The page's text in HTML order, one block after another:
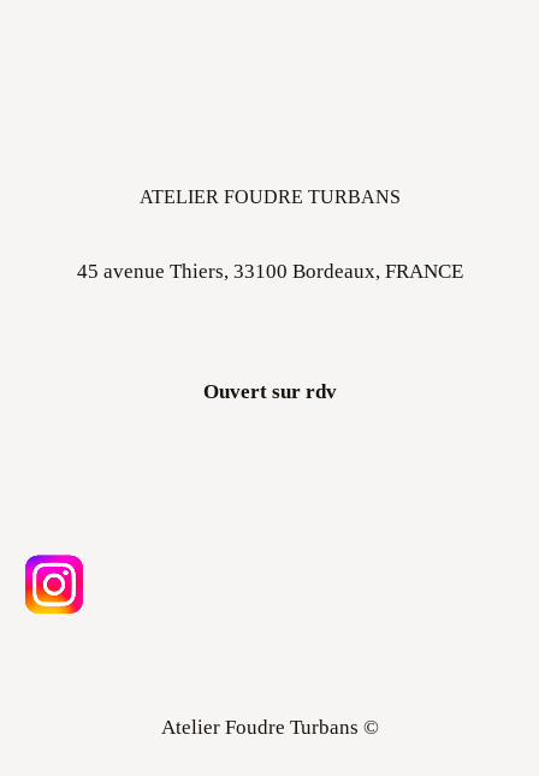
ATELIER FOUDRE TURBANS
45 avenue Thiers, 33100 Bordeaux, FRANCE
Ouvert sur rdv
Atelier Foudre Turbans ©